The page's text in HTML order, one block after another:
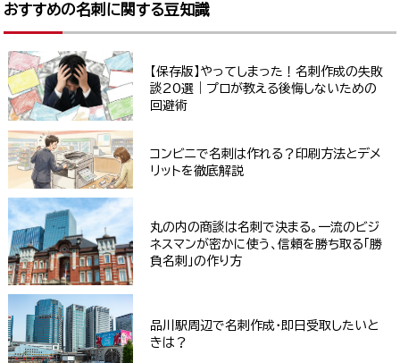
おすすめの名刺に関する豆知識
【保存版】やってしまった！名刺作成の失敗
談20選｜プロが教える後悔しないための
回避術
コンビニで名刺は作れる？印刷方法とデメ
リットを徹底解説
丸の内の商談は名刺で決まる。一流のビジ
ネスマンが密かに使う、信頼を勝ち取る「勝
負名刺」の作り方
品川駅周辺で名刺作成・即日受取したいと
きは？